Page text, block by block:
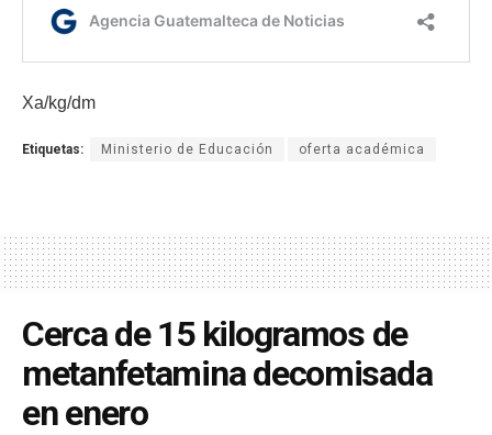
Xa/kg/dm
Etiquetas: Ministerio de Educación oferta académica
Cerca de 15 kilogramos de
metanfetamina decomisada
en enero